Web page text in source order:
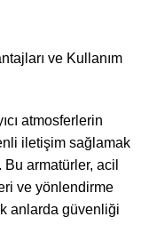
ve Kullanım
atmosferlerin
iletişim sağlamak
Bu armatürler, acil
ve yönlendirme
anlarda güvenliği